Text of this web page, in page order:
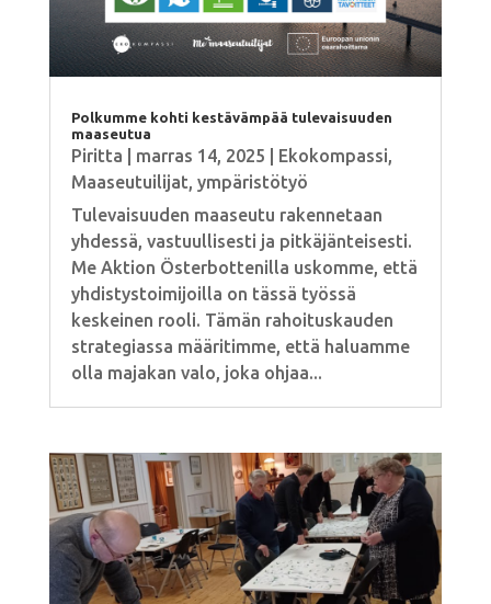
Polkumme kohti kestävämpää tulevaisuuden
maaseutua
Piritta marras 14, 2025 Ekokompassi,
Maaseutuilijat, ympäristötyö
Tulevaisuuden maaseutu rakennetaan
yhdessä, vastuullisesti ja pitkäjänteisesti.
Me Aktion Österbottenilla uskomme, että
yhdistystoimijoilla on tässä työssä
keskeinen rooli. Tämän rahoituskauden
strategiassa määritimme, että haluamme
olla majakan valo, joka ohjaa...